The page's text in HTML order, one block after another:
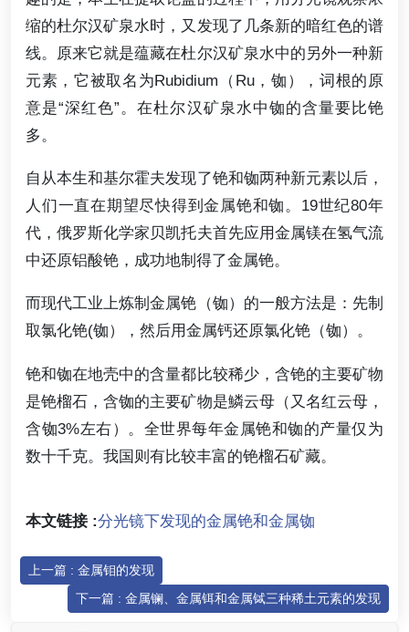
缩的杜尔汉矿泉水时，又发现了几条新的暗红色的谱
线。原来它就是蕴藏在杜尔汉矿泉水中的另外一种新
元素，它被取名为Rubidium（Ru，铷），词根的原
意是“深红色”。在杜尔汉矿泉水中铷的含量要比铯
多。
自从本生和基尔霍夫发现了铯和铷两种新元素以后，
人们一直在期望尽快得到金属铯和铷。19世纪80年
代，俄罗斯化学家贝凯托夫首先应用金属镁在氢气流
中还原铝酸铯，成功地制得了金属铯。
而现代工业上炼制金属铯（铷）的一般方法是：先制
取氯化铯(铷），然后用金属钙还原氯化铯（铷）。
铯和铷在地壳中的含量都比较稀少，含铯的主要矿物
是铯榴石，含铷的主要矿物是鱗云母（又名红云母，
含铷3%左右）。全世界每年金属铯和铷的产量仅为
数十千克。我国则有比较丰富的铯榴石矿藏。
本文链接 :分光镜下发现的金属铯和金属铷
上一篇 : 金属钼的发现
下一篇 : 金属镧、金属铒和金属铽三种稀土元素的发现